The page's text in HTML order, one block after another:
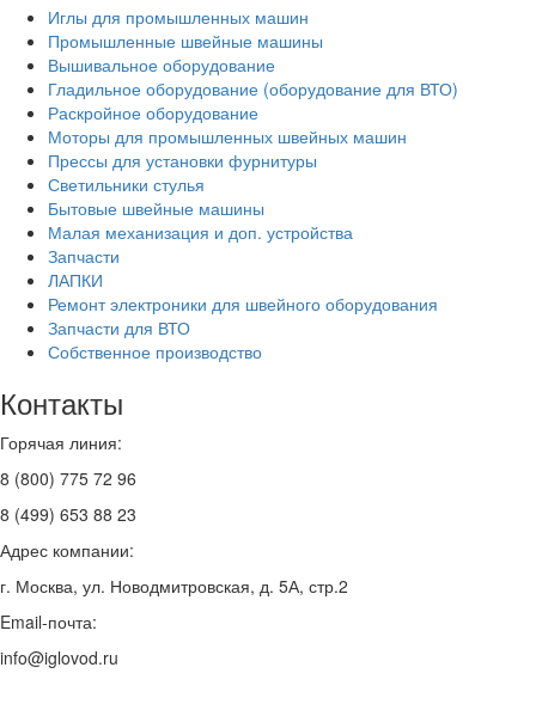
Иглы для промышленных машин
Промышленные швейные машины
Вышивальное оборудование
Гладильное оборудование (оборудование для ВТО)
Раскройное оборудование
Моторы для промышленных швейных машин
Прессы для установки фурнитуры
Светильники стулья
Бытовые швейные машины
Малая механизация и доп. устройства
Запчасти
ЛАПКИ
Ремонт электроники для швейного оборудования
Запчасти для ВТО
Собственное производство
Контакты
Горячая линия:
8 (800) 775 72 96
8 (499) 653 88 23
Адрес компании:
г. Москва, ул. Новодмитровская, д. 5А, стр.2
Email-почта:
info@iglovod.ru